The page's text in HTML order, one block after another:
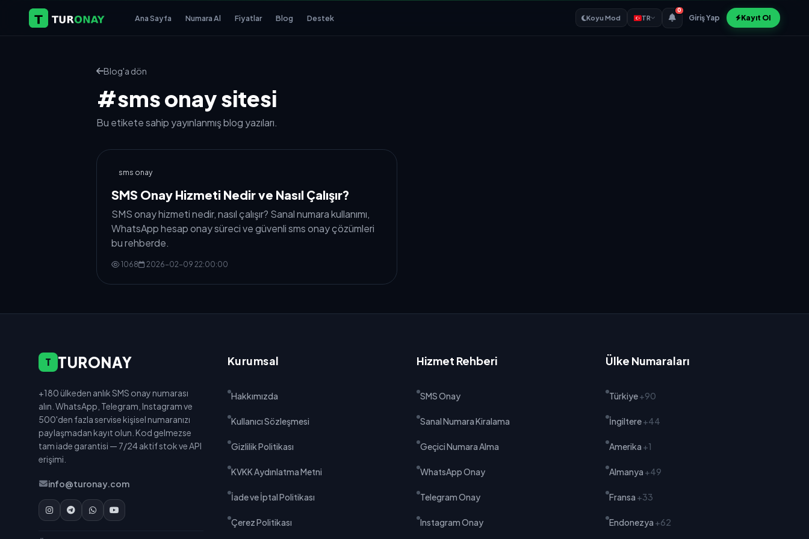
Ana Sayfa Numara Al Fiyatlar Blog Destek Koyu Mod TR
0
Giriş Yap Kayıt Ol
Blog'a dön
#sms onay sitesi
Bu etikete sahip yayınlanmış blog yazıları.
sms onay
SMS Onay Hizmeti Nedir ve Nasıl Çalışır?
SMS onay hizmeti nedir, nasıl çalışır? Sanal numara kullanımı,
WhatsApp hesap onay süreci ve güvenli sms onay çözümleri
bu rehberde.
1068 2026-02-09 22:00:00
T TURONAY
+180 ülkeden anlık SMS onay numarası
alın. WhatsApp, Telegram, Instagram ve
500'den fazla servise kişisel numaranızı
paylaşmadan kayıt olun. Kod gelmezse
tam iade garantisi — 7/24 aktif stok ve API
erişimi.
info@turonay.com
Kurumsal
Hakkımızda
Kullanıcı Sözleşmesi
Gizlilik Politikası
KVKK Aydınlatma Metni
İade ve İptal Politikası
Çerez Politikası
Hizmet Rehberi
SMS Onay
Sanal Numara Kiralama
Geçici Numara Alma
WhatsApp Onay
Telegram Onay
Instagram Onay
Ülke Numaraları
Türkiye+90
İngiltere+44
Amerika +1
Almanya +49
Fransa +33
Endonezya +62